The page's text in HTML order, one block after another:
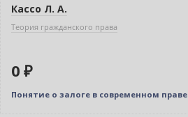
Кассо Л. А.
Теория гражданского права
0 ₽
Понятие о залоге в современном праве